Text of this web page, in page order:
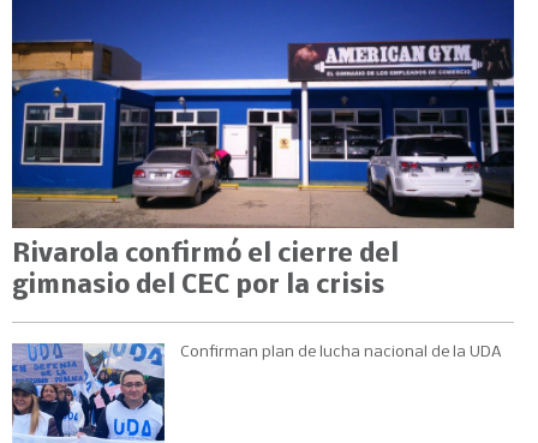
Rivarola confirmó el cierre del
gimnasio del CEC por la crisis
Confirman plan de lucha nacional de la UDA